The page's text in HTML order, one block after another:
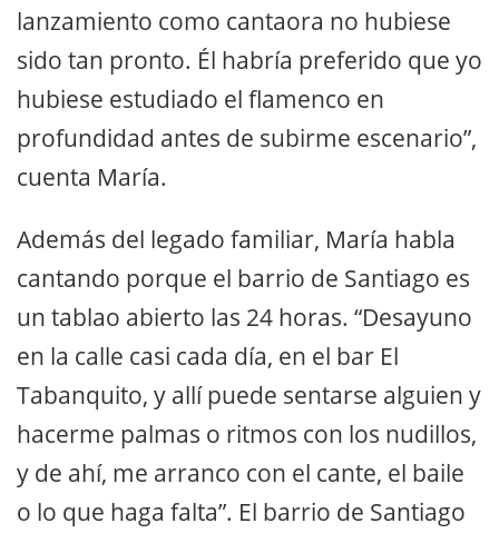
lanzamiento como cantaora no hubiese
sido tan pronto. Él habría preferido que yo
hubiese estudiado el flamenco en
profundidad antes de subirme escenario”,
cuenta María.
Además del legado familiar, María habla
cantando porque el barrio de Santiago es
un tablao abierto las 24 horas. “Desayuno
en la calle casi cada día, en el bar El
Tabanquito, y allí puede sentarse alguien y
hacerme palmas o ritmos con los nudillos,
y de ahí, me arranco con el cante, el baile
o lo que haga falta”. El barrio de Santiago